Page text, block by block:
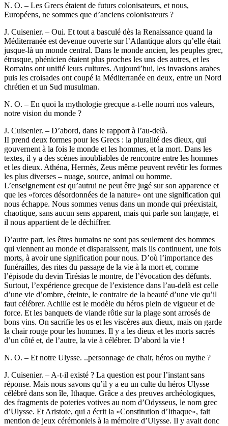
N. O. – Les Grecs étaient de futurs colonisateurs, et nous,
Européens, ne sommes que d’anciens colonisateurs ?
J. Cuisenier. – Oui. Et tout a basculé dès la Renaissance quand la
Méditerranée est devenue ouverte sur l’Atlantique alors qu’elle était
jusque-là un monde central. Dans le monde ancien, les peuples grec,
étrusque, phénicien étaient plus proches les uns des autres, et les
Romains ont unifié leurs cultures. Aujourd’hui, les invasions arabes
puis les croisades ont coupé la Méditerranée en deux, entre un Nord
chrétien et un Sud musulman.
N. O. – En quoi la mythologie grecque a-t-elle nourri nos valeurs,
notre vision du monde ?
J. Cuisenier. – D’abord, dans le rapport à l’au-delà.
II prend deux formes pour les Grecs : la pluralité des dieux, qui
gouvernent à la fois le monde et les hommes, et la mort. Dans les
textes, il y a des scènes inoubliables de rencontre entre les hommes
et les dieux. Athéna, Hermès, Zeus même peuvent revêtir les formes
les plus diverses – nuage, source, animal ou homme.
L’enseignement est qu’autrui ne peut être jugé sur son apparence et
que les «forces désordonnées de la nature» ont une signification qui
nous échappe. Nous sommes venus dans un monde qui préexistait,
chaotique, sans aucun sens apparent, mais qui parle son langage, et
il nous appartient de le déchiffrer.
D’autre part, les êtres humains ne sont pas seulement des hommes
qui viennent au monde et disparaissent, mais ils continuent, une fois
morts, à avoir une signification pour nous. D’où l’importance des
funérailles, des rites du passage de la vie à la mort et, comme
l’épisode du devin Tirésias le montre, de l’évocation des défunts.
Surtout, l’expérience grecque de l’existence dans l’au-delà est celle
d’une vie d’ombre, éteinte, le contraire de la beauté d’une vie qu’il
faut célébrer. Achille est le modèle du héros plein de vigueur et de
force. Et les banquets de viande rôtie sur la plage sont arrosés de
bons vins. On sacrifie les os et les viscères aux dieux, mais on garde
la chair rouge pour les hommes. Il y a les dieux et les morts sacrés
d’un côté et, de l’autre, la vie à célébrer. D’abord la vie !
N. O. – Et notre Ulysse. ..personnage de chair, héros ou mythe ?
J. Cuisenier. – A-t-il existé ? La question est pour l’instant sans
réponse. Mais nous savons qu’il y a eu un culte du héros Ulysse
célébré dans son île, Ithaque. Grâce a des preuves archéologiques,
des fragments de poteries votives au nom d’Odysseus, le nom grec
d’Ulysse. Et Aristote, qui a écrit la «Constitution d’Ithaque», fait
mention de jeux cérémoniels à la mémoire d’Ulysse. Il y avait donc